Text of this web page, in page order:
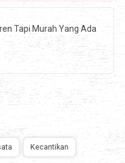
Tapi Murah Yang Ada
Kecantikan